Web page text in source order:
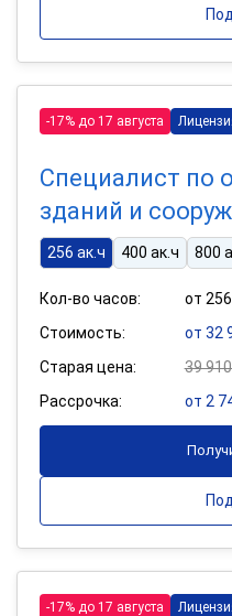
-17% до 17 августа
Специалист по
зданий и
256 ак.ч 400 ак.ч 800
Кол-во часов:
от
Стоимость:
от 32
Старая цена:
39
Рассрочка:
от 2
-17% до 17 августа